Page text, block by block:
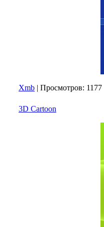
Xmb | Просмотров: 1177
3D Cartoon